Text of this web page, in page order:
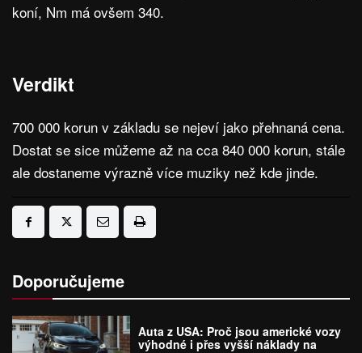
koní, Nm má ovšem 340.
Verdikt
700 000 korun v základu se nejeví jako přehnaná cena.
Dostat se sice můžeme až na cca 840 000 korun, stále
ale dostaneme výrazně více muziky než kde jinde.
Doporučujeme
Auta z USA: Proč jsou americké vozy
výhodné i přes vyšší náklady na